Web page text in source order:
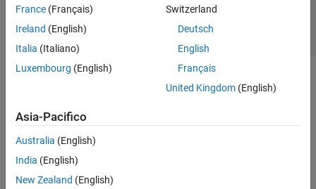
France (Français)
Ireland (English)
Italia (Italiano)
Luxembourg (English)
Switzerland
Deutsch
English
Français
United Kingdom(English)
Asia-Pacifico
Australia (English)
India (English)
New Zealand (English)